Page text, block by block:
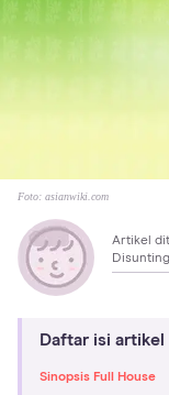
Foto: asianwiki.com
Artikel
Daftar isi artikel
Sinopsis Full House